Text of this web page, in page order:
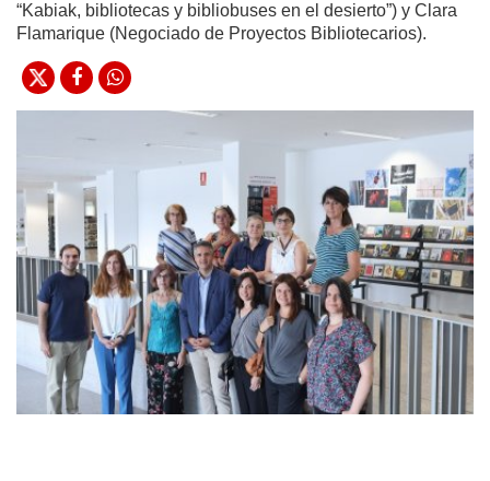
“Kabiak, bibliotecas y bibliobuses en el desierto”) y Clara
Flamarique (Negociado de Proyectos Bibliotecarios).